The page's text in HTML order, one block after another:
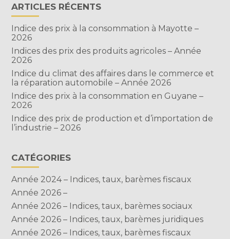
ARTICLES RÉCENTS
Indice des prix à la consommation à Mayotte –
2026
Indices des prix des produits agricoles – Année
2026
Indice du climat des affaires dans le commerce et
la réparation automobile – Année 2026
Indice des prix à la consommation en Guyane –
2026
Indice des prix de production et d’importation de
l’industrie – 2026
CATÉGORIES
Année 2024 – Indices, taux, barèmes fiscaux
Année 2026 –
Année 2026 – Indices, taux, barèmes sociaux
Année 2026 – Indices, taux, barèmes juridiques
Année 2026 – Indices, taux, barèmes fiscaux